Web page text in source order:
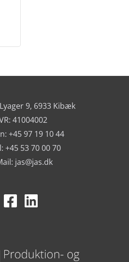
9, 6933 Kibæk
41004002
+45 97 19 10 44
+45 53 70 00 70
jas@jas.dk